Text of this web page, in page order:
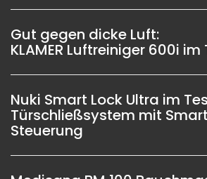
Gut gegen dicke Luft:
KLAMER Luftreiniger 600i im
Nuki Smart Lock Ultra im
Türschließsystem mit
Steuerung